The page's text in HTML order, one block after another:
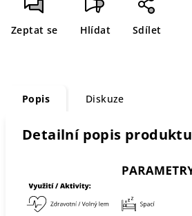
Zeptat se Hlídat Sdílet
Popis Diskuze
Detailní popis produktu